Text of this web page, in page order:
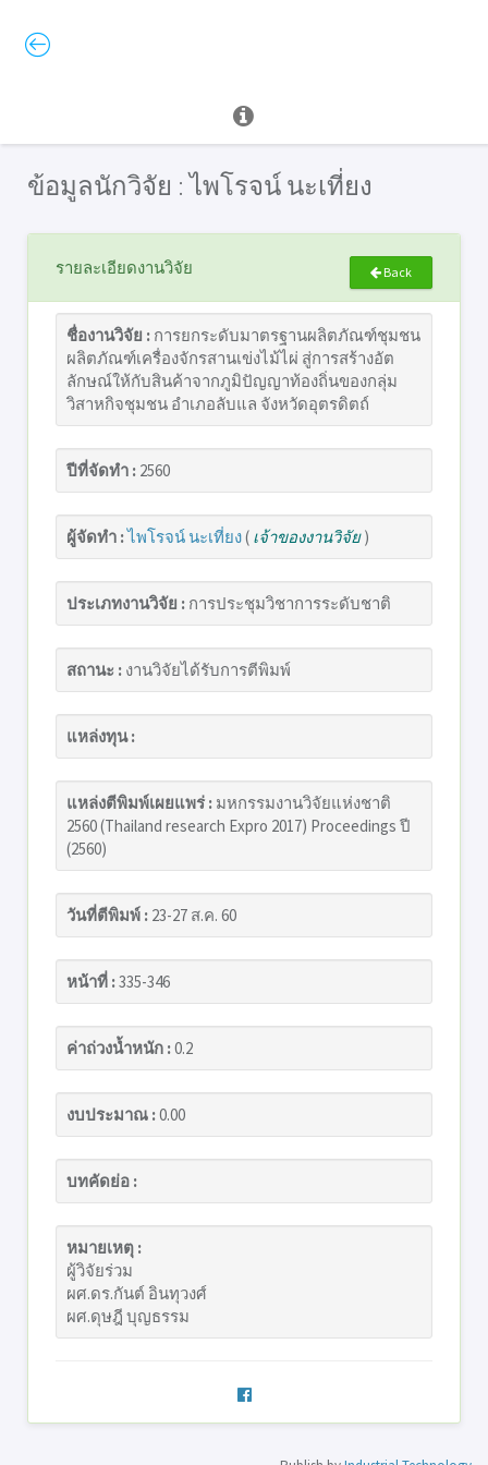
ข้อมูลนักวิจัย : ไพโรจน์ นะเที่ยง
รายละเอียดงานวิจัย Back
ชื่องานวิจัย : การยกระดับมาตรฐานผลิตภัณฑ์ชุมชน
ผลิตภัณฑ์เครื่องจักรสานเข่งไม้ไผ่ สู่การสร้างอัต
ลักษณ์ให้กับสินค้าจากภูมิปัญญาท้องถิ่นของกลุ่ม
วิสาหกิจชุมชน อำเภอลับแล จังหวัดอุตรดิตถ์
ปีที่จัดทำ : 2560
ผู้จัดทำ :ไพโรจน์ นะเที่ยง( เจ้าของงานวิจัย)
ประเภทงานวิจัย : การประชุมวิชาการระดับชาติ
สถานะ : งานวิจัยได้รับการตีพิมพ์
แหล่งทุน :
แหล่งตีพิมพ์เผยแพร่ : มหกรรมงานวิจัยแห่งชาติ
2560 (Thailand research Expro 2017) Proceedings ปี
(2560)
วันที่ตีพิมพ์ : 23-27 ส.ค. 60
หน้าที่ :335-346
ค่าถ่วงน้ำหนัก :0.2
งบประมาณ :0.00
บทคัดย่อ :
หมายเหตุ :
ผู้วิจัยร่วม
ผศ.ดร.กันต์ อินทุวงศ์
ผศ.ดุษฎี บุญธรรม